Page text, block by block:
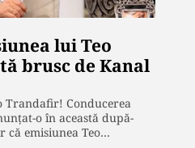
lui Teo
brusc de Kanal
Trandafir! Conducerea
o în această după-
că emisiunea Teo…